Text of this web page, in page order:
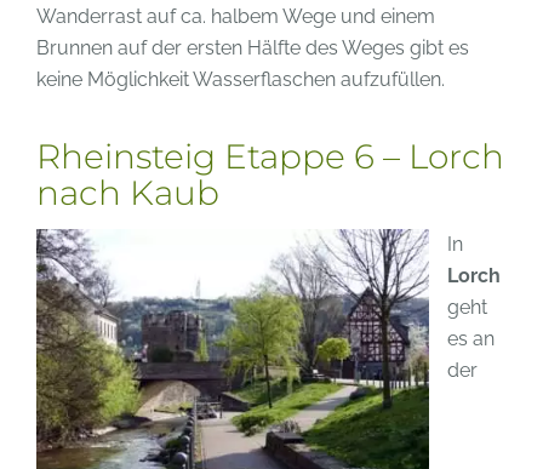
Wanderrast auf ca. halbem Wege und einem
Brunnen auf der ersten Hälfte des Weges gibt es
keine Möglichkeit Wasserflaschen aufzufüllen.
Rheinsteig Etappe 6 – Lorch
nach Kaub
In
Lorch
geht
es an
der